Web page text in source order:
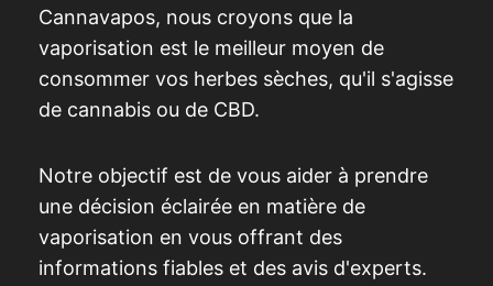
Cannavapos, nous croyons que la
vaporisation est le meilleur moyen de
consommer vos herbes sèches, qu'il s'agisse
de cannabis ou de CBD.
Notre objectif est de vous aider à prendre
une décision éclairée en matière de
vaporisation en vous offrant des
informations fiables et des avis d'experts.